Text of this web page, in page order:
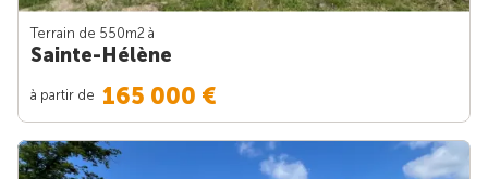
Terrain de 550m2 à
Sainte-Hélène
à partir de 165 000 €